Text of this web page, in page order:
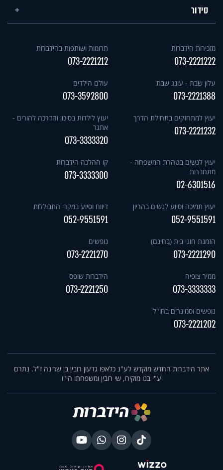
סידור
מזכירות הידברות
073-2221222
תרומות ושותפות בהידברות
073-2221212
עלון שבת - עונג שבת
073-2221388
עולם הילדים
073-3592800
יעוץ למתחזקים בתחילת הדרך
073-2221232
יעוץ לילדות בסיכון והדרכה להורים -
אתגר
073-3333320
יעוץ לנשים בטהרת המשפחה -
מתחברות
02-6301516
קו ההלכה הידברות
073-3333300
יעוץ תמיכה וסיוע לנשים בהריון
052-9551591
דיווח וסיוע במקרי התבוללות
052-9551591
הזמנת חוגי בית (בחינם)
073-2221290
נופשים
073-2221270
ממיר צופיה
073-3333333
הידברות שופס
073-2221250
נופשים וסמינרים בחו"ל
073-2221202
אתר הידברות החדש מוקדש לע"נ כלאפו גדעון רובין בן שרינה ז"ל. נתרם
ע"י בנו מוקירו, שי רובין ומשפחתו הי"ו